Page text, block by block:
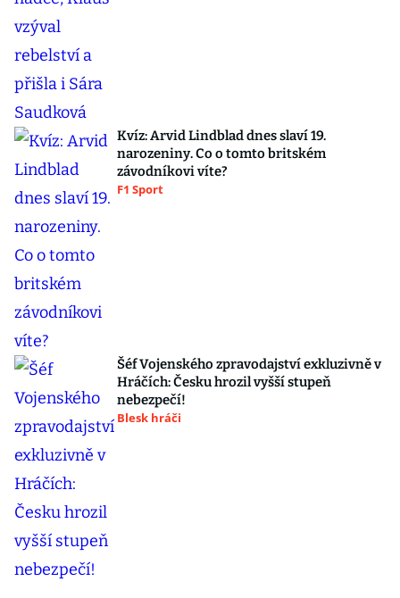
Kvíz: Arvid Lindblad dnes slaví 19.
narozeniny. Co o tomto britském
závodníkovi víte?
F1 Sport
Šéf Vojenského zpravodajství exkluzivně v
Hráčích: Česku hrozil vyšší stupeň
nebezpečí!
Blesk hráči